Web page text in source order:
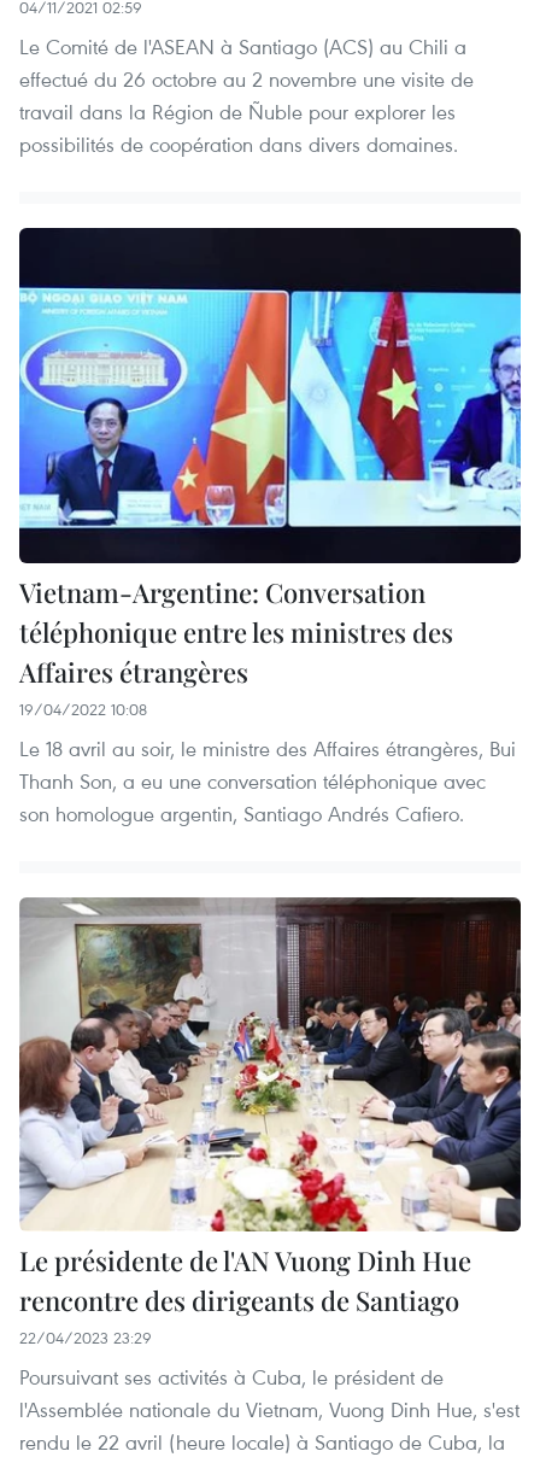
04/11/2021 02:59
Le Comité de l'ASEAN à Santiago (ACS) au Chili a
effectué du 26 octobre au 2 novembre une visite de
travail dans la Région de Ñuble pour explorer les
possibilités de coopération dans divers domaines.
Vietnam-Argentine: Conversation
téléphonique entre les ministres des
Affaires étrangères
19/04/2022 10:08
Le 18 avril au soir, le ministre des Affaires étrangères, Bui
Thanh Son, a eu une conversation téléphonique avec
son homologue argentin, Santiago Andrés Cafiero.
Le présidente de l'AN Vuong Dinh Hue
rencontre des dirigeants de Santiago
22/04/2023 23:29
Poursuivant ses activités à Cuba, le président de
l'Assemblée nationale du Vietnam, Vuong Dinh Hue, s'est
rendu le 22 avril (heure locale) à Santiago de Cuba, la